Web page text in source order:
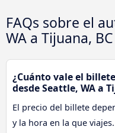
FAQs sobre el
WA a Tijuana, BC
¿Cuánto vale el
desde Seattle, WA a
El precio del billete
y la hora en la que